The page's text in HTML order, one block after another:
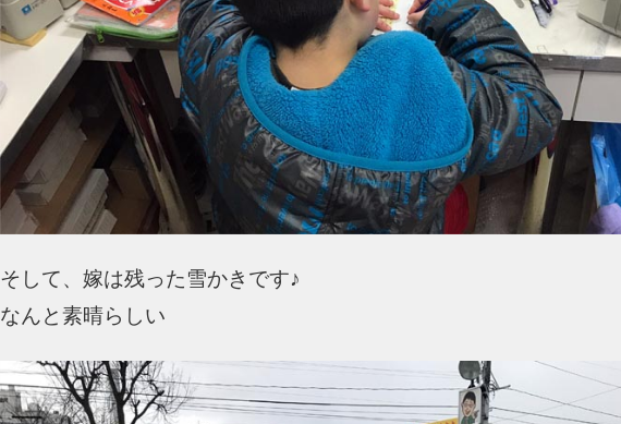
そして、嫁は残った雪かきです♪
なんと素晴らしい